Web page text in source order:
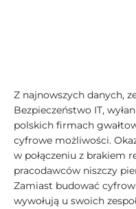
Z najnowszych danych,
Bezpieczeństwo IT,
polskich firmach
cyfrowe możliwości.
w połączeniu z brakiem
pracodawców niszczy
Zamiast budować
wywołują u swoich